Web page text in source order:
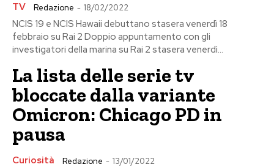
TV Redazione - 18/02/2022
NCIS 19 e NCIS Hawaii debuttano stasera venerdì 18
febbraio su Rai 2 Doppio appuntamento con gli
investigatori della marina su Rai 2 stasera venerdì...
La lista delle serie tv
bloccate dalla variante
Omicron: Chicago PD in
pausa
Curiosità Redazione - 13/01/2022